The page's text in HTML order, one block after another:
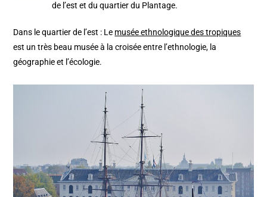
de l’est et du quartier du Plantage.
Dans le quartier de l’est : Le musée ethnologique des tropiques
est un très beau musée à la croisée entre l’ethnologie, la
géographie et l’écologie.